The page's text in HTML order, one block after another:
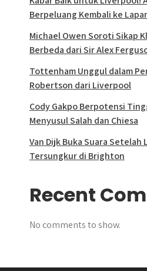
Berpeluang Kembali ke
Michael Owen Soroti Sikap
Berbeda dari Sir Alex
Tottenham Unggul dalam
Robertson dari Liverpool
Cody Gakpo Berpotensi
Menyusul Salah dan Chiesa
Van Dijk Buka Suara Setelah
Tersungkur di Brighton
Recent
No comments to show.